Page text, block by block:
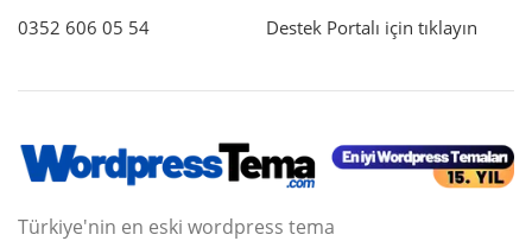
0352 606 05 54 Destek Portalı için tıklayın
Türkiye'nin en eski wordpress tema